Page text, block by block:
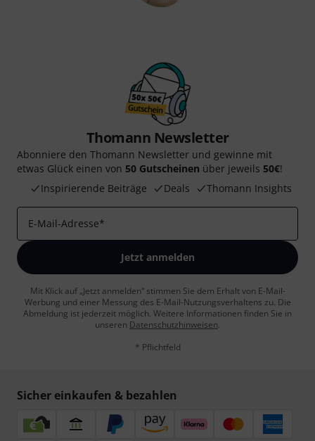
Thomann Newsletter
Abonniere den Thomann Newsletter und gewinne mit
etwas Glück einen von 50 Gutscheinen über jeweils 50€!
Inspirierende Beiträge
Deals Thomann Insights
E-Mail-Adresse*
Jetzt anmelden
Mit Klick auf „Jetzt anmelden“ stimmen Sie dem Erhalt von E-Mail-
Werbung und einer Messung des E-Mail-Nutzungsverhaltens zu. Die
Abmeldung ist jederzeit möglich. Weitere Informationen finden Sie in
unseren Datenschutzhinweisen.
* Pflichtfeld
Sicher einkaufen & bezahlen